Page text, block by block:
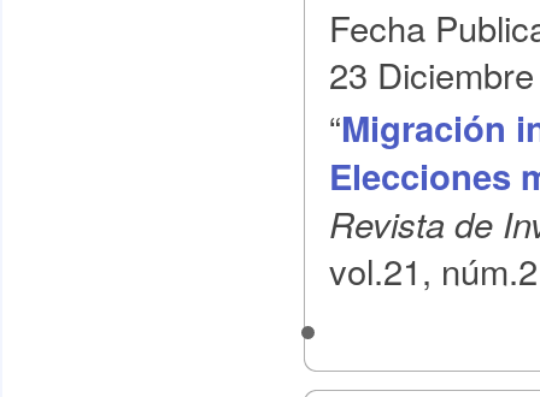
Fecha
23
“Migración
Elecciones
Revista de
vol.21,